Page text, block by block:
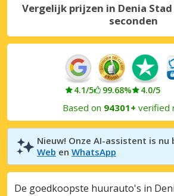
Vergelijk prijzen in Denia
seconden
4.1/5 99.68% 4.0/5
Based on 94301+ verified
Nieuw! Onze AI-assistent is nu
Web en WhatsApp
De goedkoopste huurauto's in